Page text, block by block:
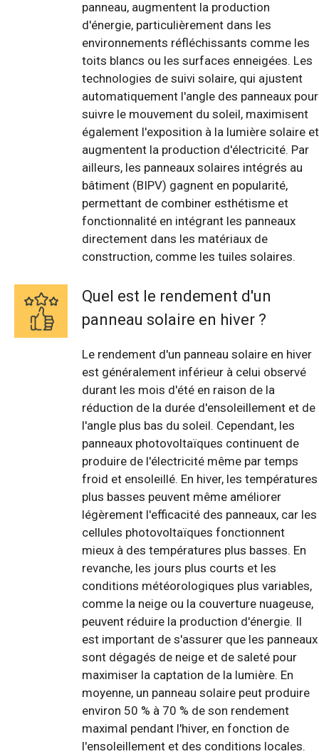
panneau, augmentent la production
d'énergie, particulièrement dans les
environnements réfléchissants comme les
toits blancs ou les surfaces enneigées. Les
technologies de suivi solaire, qui ajustent
automatiquement l'angle des panneaux pour
suivre le mouvement du soleil, maximisent
également l'exposition à la lumière solaire et
augmentent la production d'électricité. Par
ailleurs, les panneaux solaires intégrés au
bâtiment (BIPV) gagnent en popularité,
permettant de combiner esthétisme et
fonctionnalité en intégrant les panneaux
directement dans les matériaux de
construction, comme les tuiles solaires.
Quel est le rendement d'un
panneau solaire en hiver ?
Le rendement d'un panneau solaire en hiver
est généralement inférieur à celui observé
durant les mois d'été en raison de la
réduction de la durée d'ensoleillement et de
l'angle plus bas du soleil. Cependant, les
panneaux photovoltaïques continuent de
produire de l'électricité même par temps
froid et ensoleillé. En hiver, les températures
plus basses peuvent même améliorer
légèrement l'efficacité des panneaux, car les
cellules photovoltaïques fonctionnent
mieux à des températures plus basses. En
revanche, les jours plus courts et les
conditions météorologiques plus variables,
comme la neige ou la couverture nuageuse,
peuvent réduire la production d'énergie. Il
est important de s'assurer que les panneaux
sont dégagés de neige et de saleté pour
maximiser la captation de la lumière. En
moyenne, un panneau solaire peut produire
environ 50 % à 70 % de son rendement
maximal pendant l'hiver, en fonction de
l'ensoleillement et des conditions locales.